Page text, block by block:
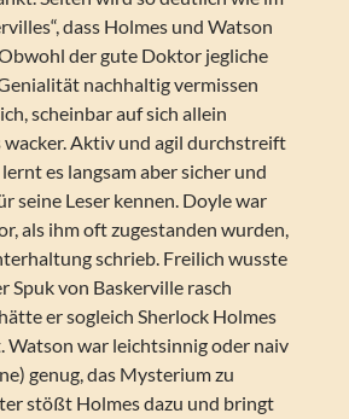
dass Holmes und Watson
der gute Doktor jegliche
nachhaltig vermissen
scheinbar auf sich allein
wacker. Aktiv und agil durchstreift
es langsam aber sicher und
seine Leser kennen. Doyle war
als ihm oft zugestanden wurden,
schrieb. Freilich wusste
Spuk von Baskerville rasch
er sogleich Sherlock Holmes
Watson war leichtsinnig oder naiv
genug, das Mysterium zu
stößt Holmes dazu und bringt